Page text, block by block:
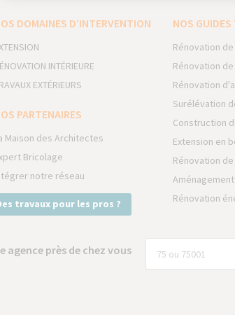
DOMAINES D’INTERVENTION
INTÉRIEURE
EXTÉRIEURS
PARTENAIRES
Maison des Architectes
Bricolage
notre réseau
travaux pour les pros ?
NOS
Rénovation
Rénovation de
Rénovation
Surélévation
Construction
Extension en
Rénovation
Rénovation
agence près de chez vous